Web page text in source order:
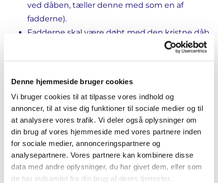
Denne hjemmeside bruger cookies
Vi bruger cookies til at tilpasse vores indhold og
annoncer, til at vise dig funktioner til sociale medier og til
at analysere vores trafik. Vi deler også oplysninger om
din brug af vores hjemmeside med vores partnere inden
for sociale medier, annonceringspartnere og
analysepartnere. Vores partnere kan kombinere disse
data med andre oplysninger, du har givet dem, eller som
de har indsamlet fra din brug af deres tjenester.
ved dåben, tæller denne med som en af
fadderne).
Fadderne skal være døbt med den kristne dåb
og være nået konfirmationsalderen.
Faddernes navne og adresser skal meddeles
Efter dåben udleveres barnets dåbsattest.
Tilknytning
For at blive døbt eller få sit barn døbt, kræves det, at
I har eller har haft bopæl i sognet eller har særlig
tilknytning til sognet gennem f.eks. kirkelig
handling (dåb / konfirmation). Hvis du er i tvivl, kan